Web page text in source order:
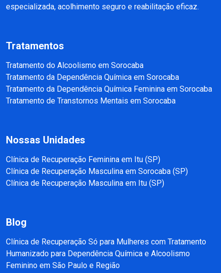
especializada, acolhimento seguro e reabilitação eficaz.
Tratamentos
Tratamento do Alcoolismo em Sorocaba
Tratamento da Dependência Química em Sorocaba
Tratamento da Dependência Química Feminina em Sorocaba
Tratamento de Transtornos Mentais em Sorocaba
Nossas Unidades
Clínica de Recuperação Feminina em Itu (SP)
Clínica de Recuperação Masculina em Sorocaba (SP)
Clínica de Recuperação Masculina em Itu (SP)
Blog
Clínica de Recuperação Só para Mulheres com Tratamento
Humanizado para Dependência Química e Alcoolismo
Feminino em São Paulo e Região